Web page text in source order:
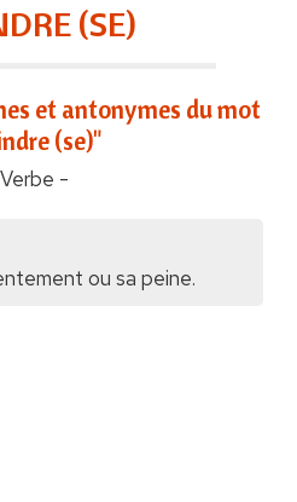
(SE)
et antonymes du mot
(se)"
-
ou sa peine.